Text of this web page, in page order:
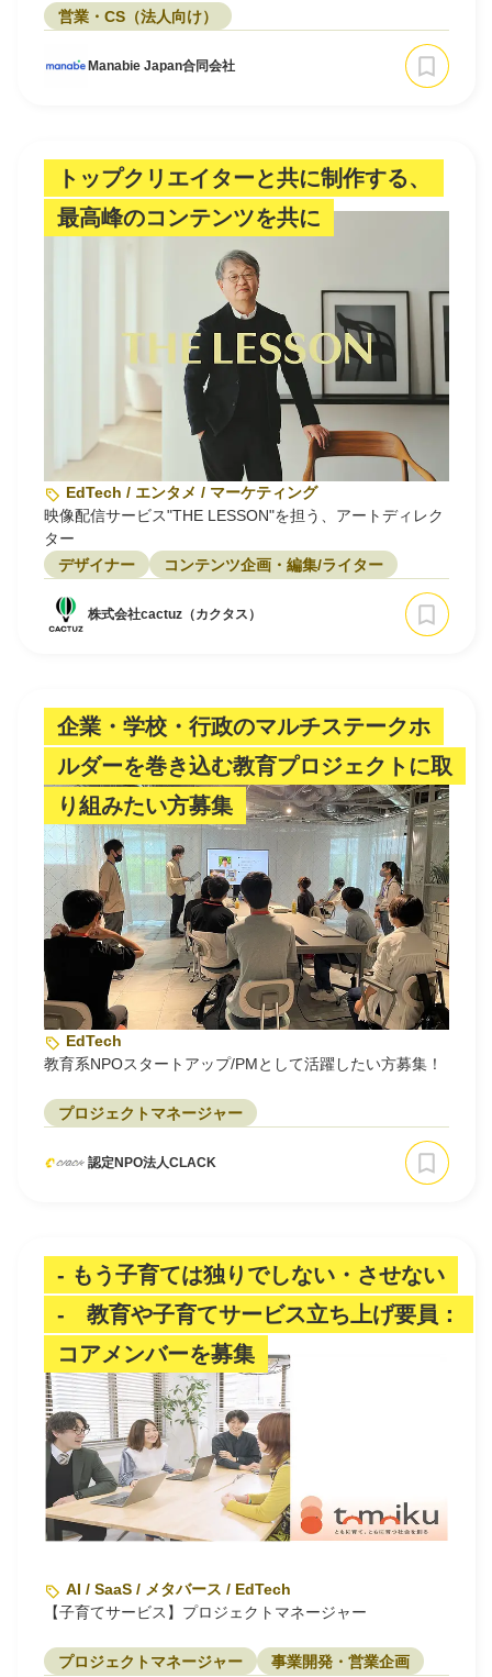
ジアの教育変革を目指す
営業・CS（法人向け）
Manabie Japan合同会社
トップクリエイターと共に制作する、
最高峰のコンテンツを共に
EdTech / エンタメ / マーケティング
映像配信サービス"THE LESSON"を担う、アートディレク
ター
デザイナー
コンテンツ企画・編集/ライター
株式会社cactuz（カクタス）
企業・学校・行政のマルチステークホ
ルダーを巻き込む教育プロジェクトに取
り組みたい方募集
EdTech
教育系NPOスタートアップ/PMとして活躍したい方募集！
プロジェクトマネージャー
認定NPO法人CLACK
- もう子育ては独りでしない・させない
- 教育や子育てサービス立ち上げ要員：
コアメンバーを募集
AI / SaaS / メタバース / EdTech
【子育てサービス】プロジェクトマネージャー
プロジェクトマネージャー 事業開発・営業企画